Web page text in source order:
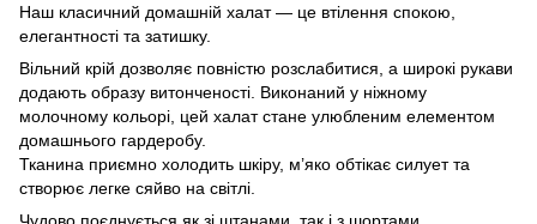
Наш класичний домашній халат — це втілення спокою,
елегантності та затишку.
Вільний крій дозволяє повністю розслабитися, а широкі рукави
додають образу витонченості. Виконаний у ніжному
молочному кольорі, цей халат стане улюбленим елементом
домашнього гардеробу.
Тканина приємно холодить шкіру, м’яко обтікає силует та
створює легке сяйво на світлі.
Чудово поєднується як зі штанами, так і з шортами.